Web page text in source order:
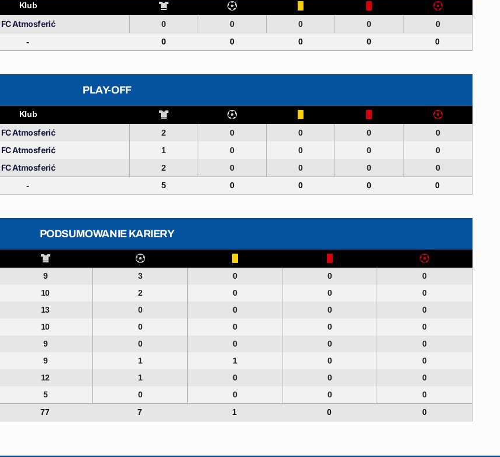
Klub
FC Atmosferić 0 0 0 0
0
- 0 0 0 0 0
PLAY-OFF
Klub
FC Atmosferić 2 0 0 0
0
FC Atmosferić 1 0 0 0
0
FC Atmosferić 2 0 0 0
0
- 5 0 0 0 0
PODSUMOWANIE KARIERY
9 3 0 0
0
10 2 0 0
0
13 0 0 0
0
10 0 0 0
0
9 0 0 0
0
9 1 1 0
0
12 1 0 0
0
5 0 0 0
0
77 7 1 0 0